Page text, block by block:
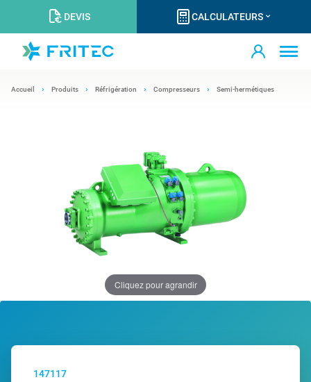
DEVIS CALCULATEURS
Accueil Produits Réfrigération Compresseurs Semi-hermétiques
Cliquez pour agrandir
147117